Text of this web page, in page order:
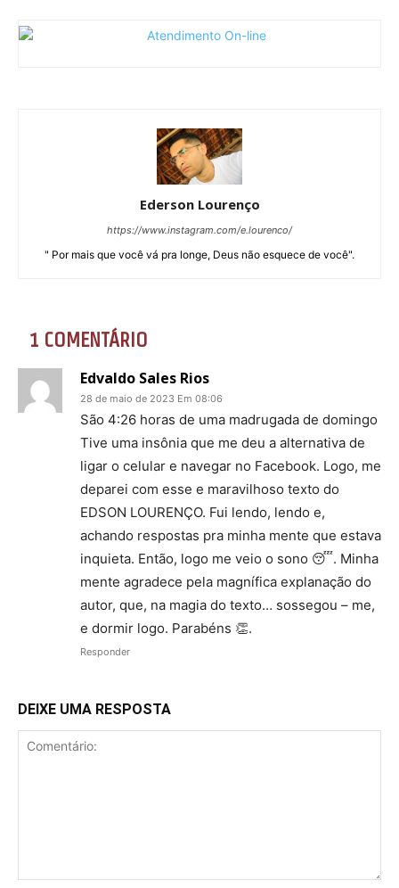
Ederson Lourenço
https://www.instagram.com/e.lourenco/
" Por mais que você vá pra longe, Deus não esquece de você".
1 COMENTÁRIO
Edvaldo Sales Rios
28 de maio de 2023 Em 08:06
São 4:26 horas de uma madrugada de domingo
Tive uma insônia que me deu a alternativa de
ligar o celular e navegar no Facebook. Logo, me
deparei com esse e maravilhoso texto do
EDSON LOURENÇO. Fui lendo, lendo e,
achando respostas pra minha mente que estava
inquieta. Então, logo me veio o sono 😴. Minha
mente agradece pela magnífica explanação do
autor, que, na magia do texto… sossegou – me,
e dormir logo. Parabéns 👏.
Responder
DEIXE UMA RESPOSTA